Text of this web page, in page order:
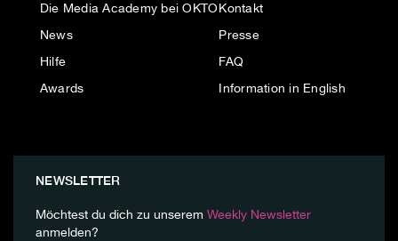
Die Media Academy bei OKTO
News
Hilfe
Awards
Kontakt
Presse
FAQ
Information in English
NEWSLETTER
Möchtest du dich zu unserem Weekly Newsletter
anmelden?